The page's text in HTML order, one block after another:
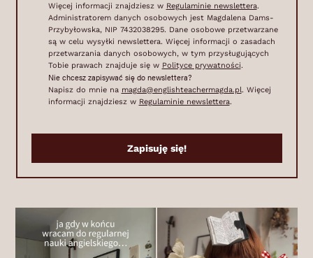
Więcej informacji znajdziesz w Regulaminie newslettera.
Administratorem danych osobowych jest Magdalena Dams-
Przybyłowska, NIP 7432038295. Dane osobowe przetwarzane
są w celu wysyłki newslettera. Więcej informacji o zasadach
przetwarzania danych osobowych, w tym przysługujących
Tobie prawach znajduje się w Polityce prywatności.
Nie chcesz zapisywać się do newslettera?
Napisz do mnie na magda@englishteachermagda.pl. Więcej
informacji znajdziesz w Regulaminie newslettera.
Zapisuję się!